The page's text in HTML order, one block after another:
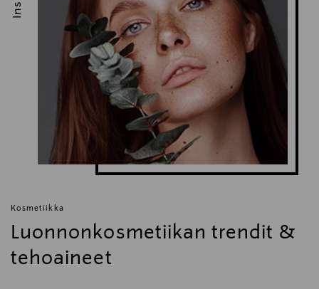
Valmistajan osoite
Linnoitustie 2 A, 02600 Espoo, Finland
Digitaalinen osoite
kuluttajapalvelu@transmeri.fi
Lavera, luonnonkosmetiikka, alkoholiton
Kosmetiikka
Luonnonkosmetiikan trendit &
tehoaineet